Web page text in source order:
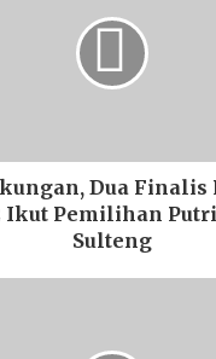
Dua Finalis
Ikut Pemilihan
Sulteng